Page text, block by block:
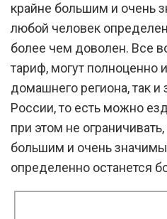
крайне большим и очень
любой человек
более чем доволен. Все
тариф, могут полноценно
домашнего региона, так
России, то есть можно
при этом не
большим и очень
определенно останется